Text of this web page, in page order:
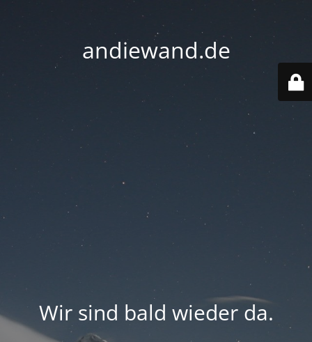
andiewand.de
Wir sind bald wieder da.